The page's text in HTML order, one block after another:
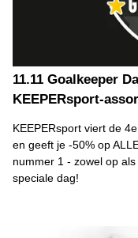
11.11 Goalkeeper
KEEPERsport-
KEEPERsport viert de
en geeft je -50% op
nummer 1 - zowel op
speciale dag!